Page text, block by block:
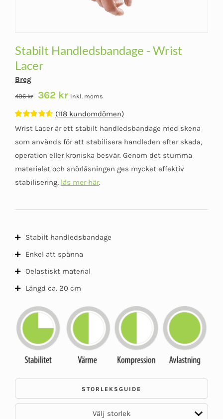
Stabilt Handledsbandage - Wrist
Lacer
Breg
406kr
Det
priset
var:
406 kr.
362 krDet
priset
är:
362 kr.
inkl. moms
Betygsatt
4.62av 5
baserat på
118
(118kundomdömen)
Wrist Lacer är ett stabilt handledsbandage med skena
som används för att stabilisera handleden efter skada,
operation eller kroniska besvär. Genom det stumma
materialet och snörlåsningen ges mycket effektiv
stabilisering, läs mer här.
Stabilt handledsbandage
Enkel att spänna
Oelastiskt material
Längd ca. 20 cm
STORLEKSGUIDE